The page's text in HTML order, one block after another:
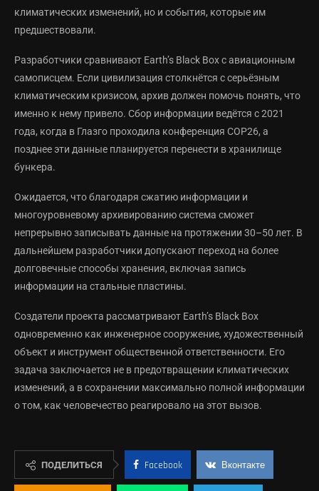
климатических изменений, но и события, которые им
предшествовали.
Разработчики сравнивают Earth’s Black Box с авиационным
самописцем. Если цивилизация столкнётся с серьёзным
климатическим кризисом, архив должен помочь понять, что
именно к нему привело. Сбор информации ведётся с 2021
года, когда в Глазго проходила конференция COP26, а
позднее эти данные планируется перенести в хранилище
бункера.
Ожидается, что благодаря сжатию информации и
многоуровневому архивированию система сможет
непрерывно записывать данные на протяжении 30–50 лет. В
дальнейшем разработчики допускают переход на более
долговечные способы хранения, включая запись
информации на стальные пластины.
Создатели проекта рассматривают Earth’s Black Box
одновременно как инженерное сооружение, художественный
объект и инструмент общественной ответственности. Его
задача заключается не в предотвращении климатических
изменений, а в сохранении максимально полной информации
о том, как человечество реагировало на этот вызов.
ПОДЕЛИТЬСЯ Facebook Вконтакте